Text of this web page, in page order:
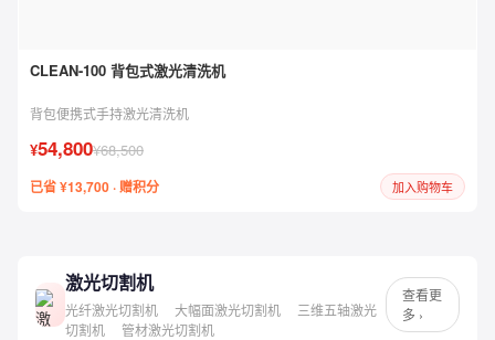
CLEAN-100 背包式激光清洗机
背包便携式手持激光清洗机
¥54,800¥68,500
已省 ¥13,700 · 赠积分 加入购物车
激光切割机
光纤激光切割机 大幅面激光切割机
三维五轴激光
切割机
管材激光切割机
查看更
多 ›